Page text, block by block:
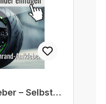
– Selbst